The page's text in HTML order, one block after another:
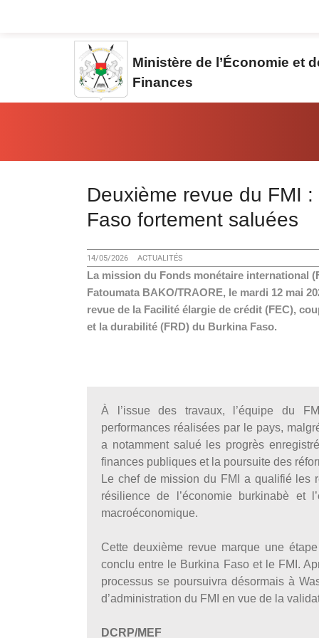
Ministère de l’Économie et
Finances
Deuxième revue du FMI
Faso fortement saluées
14/05/2026 ACTUALITÉS
La mission du Fonds monétaire international
Fatoumata BAKO/TRAORE, le mardi 12 mai
revue de la Facilité élargie de crédit (FEC),
et la durabilité (FRD) du Burkina Faso.
À l’issue des travaux, l’équipe du
performances réalisées par le pays,
a notamment salué les progrès
finances publiques et la poursuite des
Le chef de mission du FMI a qualifié les
résilience de l’économie burkinabè et
macroéconomique.
Cette deuxième revue marque une
conclu entre le Burkina Faso et le FMI.
processus se poursuivra désormais à
d’administration du FMI en vue de la
DCRP/MEF